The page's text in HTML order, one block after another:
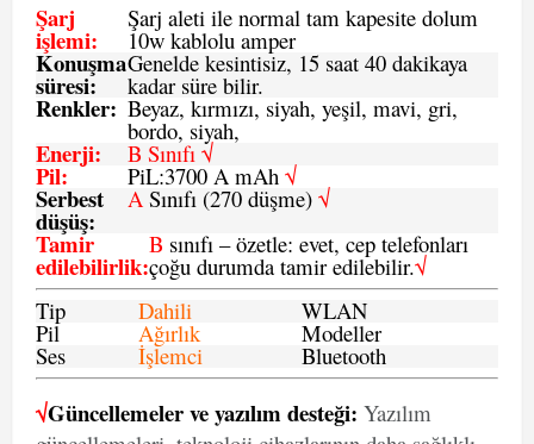
Şarj
işlemi:
Şarj aleti ile normal tam kapesite dolum
10w kablolu amper
Konuşma
süresi:
Genelde kesintisiz, 15 saat 40 dakikaya
kadar süre bilir.
Renkler: Beyaz, kırmızı, siyah, yeşil, mavi, gri,
bordo, siyah,
Enerji: B Sınıfı √
Pil: PiL:3700 A mAh √
Serbest
düşüş:
ASınıfı (270 düşme) √
Tamir
edilebilirlik:
B sınıfı – özetle: evet, cep telefonları
çoğu durumda tamir edilebilir.√
Tip
Dahili WLAN
Pil Ağırlık Modeller
Ses İşlemci Bluetooth
√Güncellemeler ve yazılım desteği: Yazılım